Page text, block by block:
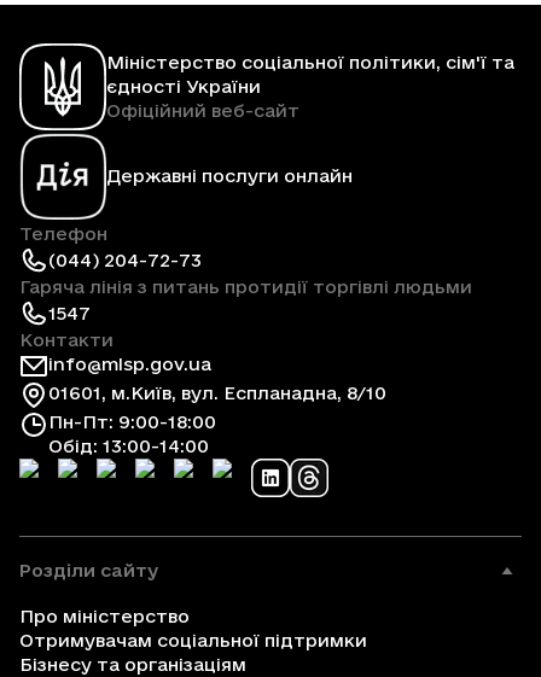
Міністерство соціальної політики, сім'ї та
єдності України
Офіційний веб-сайт
Державні послуги онлайн
Телефон
(044) 204-72-73
Гаряча лінія з питань протидії торгівлі людьми
1547
Контакти
info@mlsp.gov.ua
01601, м.Київ, вул. Еспланадна, 8/10
Пн-Пт: 9:00-18:00
Обід: 13:00-14:00
Розділи сайту
Про міністерство
Отримувачам соціальної підтримки
Бізнесу та організаціям